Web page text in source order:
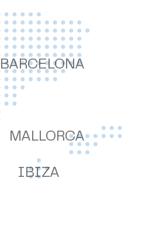
BARCELONA
MALLORCA
IBIZA